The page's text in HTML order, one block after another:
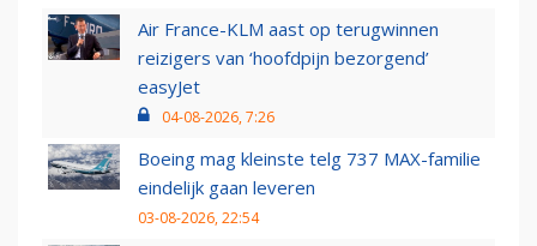
Air France-KLM aast op terugwinnen
reizigers van ‘hoofdpijn bezorgend’
easyJet
04-08-2026, 7:26
Boeing mag kleinste telg 737 MAX-familie
eindelijk gaan leveren
03-08-2026, 22:54